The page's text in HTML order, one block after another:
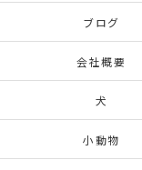
ブログ
会社概要
犬
小動物